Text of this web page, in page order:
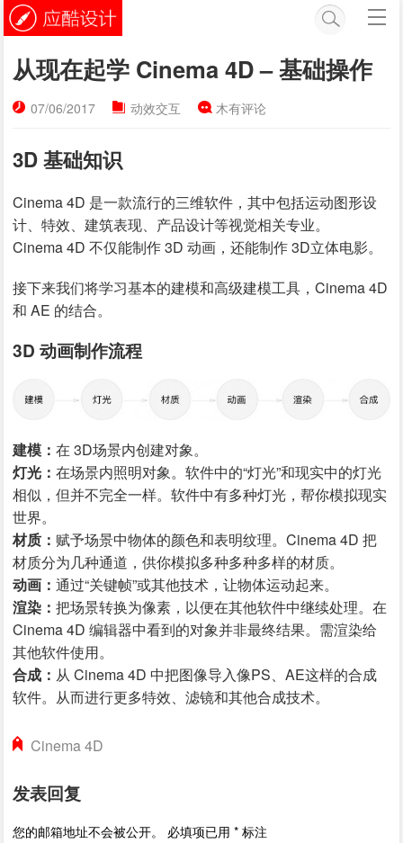
从现在起学 Cinema 4D – 基础操作
07/06/2017 动效交互 木有评论
3D 基础知识
Cinema 4D 是一款流行的三维软件，其中包括运动图形设
计、特效、建筑表现、产品设计等视觉相关专业。
Cinema 4D 不仅能制作 3D 动画，还能制作 3D立体电影。
接下来我们将学习基本的建模和高级建模工具，Cinema 4D
和 AE 的结合。
3D 动画制作流程
建模：在 3D场景内创建对象。
灯光：在场景内照明对象。软件中的“灯光”和现实中的灯光
相似，但并不完全一样。软件中有多种灯光，帮你模拟现实
世界。
材质： 赋予场景中物体的颜色和表明纹理。Cinema 4D 把
材质分为几种通道，供你模拟多种多种多样的材质。
动画：通过“关键帧”或其他技术，让物体运动起来。
渲染：把场景转换为像素，以便在其他软件中继续处理。在
Cinema 4D 编辑器中看到的对象并非最终结果。需渲染给
其他软件使用。
合成： 从 Cinema 4D 中把图像导入像PS、AE这样的合成
软件。从而进行更多特效、滤镜和其他合成技术。
Cinema 4D
发表回复
您的邮箱地址不会被公开。 必填项已用* 标注